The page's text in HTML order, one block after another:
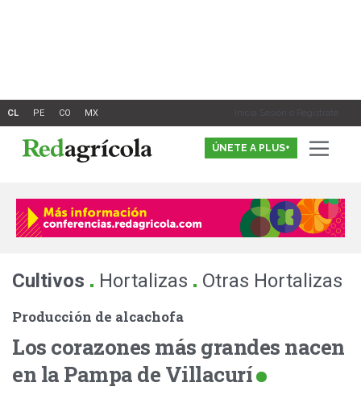
Inicia Sesión o Registrate
ÚNETE A PLUS+
Cultivos . Hortalizas . Otras Hortalizas
Producción de alcachofa
Los corazones más grandes nacen
en la Pampa de Villacurí